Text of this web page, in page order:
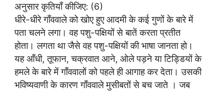
अनुसार कृतियाँ कीजिए: (6)
धीरे-धीरे गाँववाले को खोए हुए आदमी के कई गुणों के बारे में
पता चलने लगा। वह पशु-पक्षियों से बातें करता प्रतीत
होता। लगता था जैसे वह पशु-पक्षियों की भाषा जानता हो।
यह आँधी, तूफान, चक्रवात आने, ओले पड़ने या टिड्डियों के
हमले के बारे में गाँववालों को पहले ही आगाह कर देता। उसकी
भविष्यवाणी के कारण गाँववाले मुसीबतों से बच जाते । जब